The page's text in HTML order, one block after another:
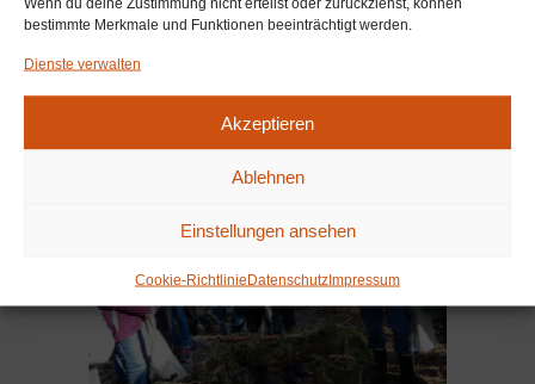
bestimmte Merkmale und Funktionen beeinträchtigt werden.
Dienste verwalten
Akzeptieren
Ablehnen
Einstellungen ansehen
Cookie-RichtlinieDatenschutzImpressum